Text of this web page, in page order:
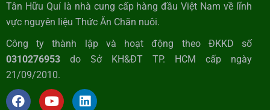
Tân Hữu Quí là nhà cung cấp hàng đầu Việt Nam về lĩnh
vực nguyên liệu Thức Ăn Chăn nuôi.
Công ty thành lập và hoạt động theo ĐKKD số
0310276953 do Sở KH&ĐT TP. HCM cấp ngày
21/09/2010.